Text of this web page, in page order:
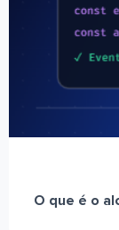
O que é o